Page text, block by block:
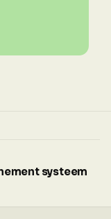
systeem